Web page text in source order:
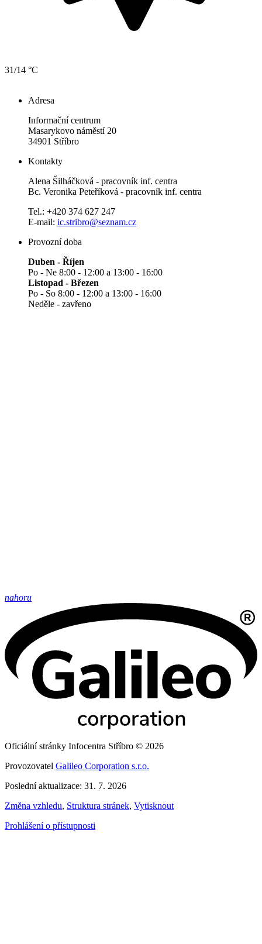
31/14 °C
Adresa
Informační centrum
Masarykovo náměstí 20
34901 Stříbro
Kontakty
Alena Šilháčková - pracovník inf. centra
Bc. Veronika Peteříková - pracovník inf. centra
Tel.: +420 374 627 247
E-mail: ic.stribro@seznam.cz
Provozní doba
Duben - Říjen
Po - Ne 8:00 - 12:00 a 13:00 - 16:00
Listopad - Březen
Po - So 8:00 - 12:00 a 13:00 - 16:00
Neděle - zavřeno
nahoru
Oficiální stránky Infocentra Stříbro © 2026
Provozovatel Galileo Corporation s.r.o.
Poslední aktualizace: 31. 7. 2026
Změna vzhledu, Struktura stránek, Vytisknout
Prohlášení o přístupnosti